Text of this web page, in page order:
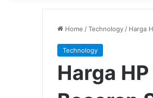
Home /Technology / Harga
Technology
Harga